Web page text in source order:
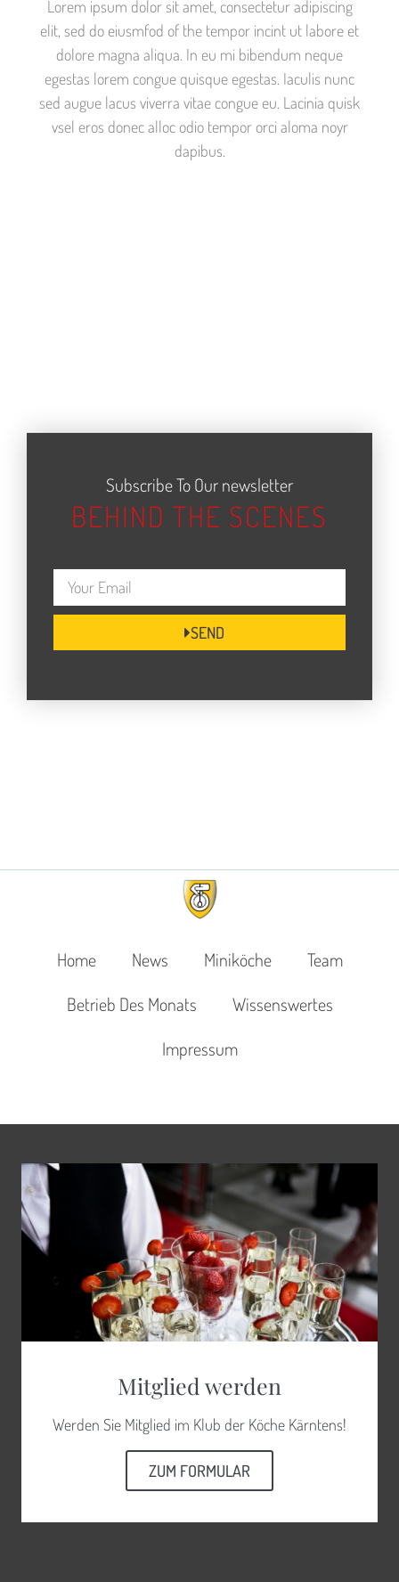
Lorem ipsum dolor sit amet, consectetur adipiscing
elit, sed do eiusmfod of the tempor incint ut labore et
dolore magna aliqua. In eu mi bibendum neque
egestas lorem congue quisque egestas. Iaculis nunc
sed augue lacus viverra vitae congue eu. Lacinia quisk
vsel eros donec alloc odio tempor orci aloma noyr
dapibus.
Subscribe To Our newsletter
BEHIND THE SCENES
SEND
Home News Miniköche
Team
Betrieb Des Monats
Wissenswertes
Impressum
Mitglied werden
Werden Sie Mitglied im Klub der Köche Kärntens!
ZUM FORMULAR